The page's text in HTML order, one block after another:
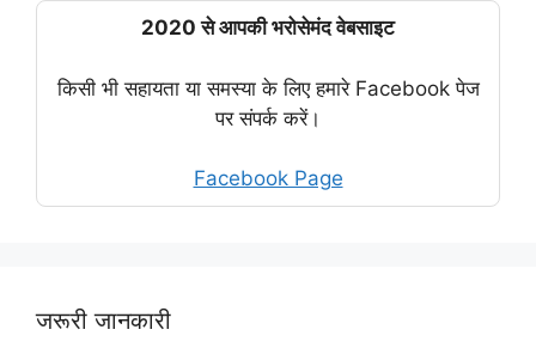
2020 से आपकी भरोसेमंद वेबसाइट
किसी भी सहायता या समस्या के लिए हमारे Facebook पेज
पर संपर्क करें।
Facebook Page
जरूरी जानकारी